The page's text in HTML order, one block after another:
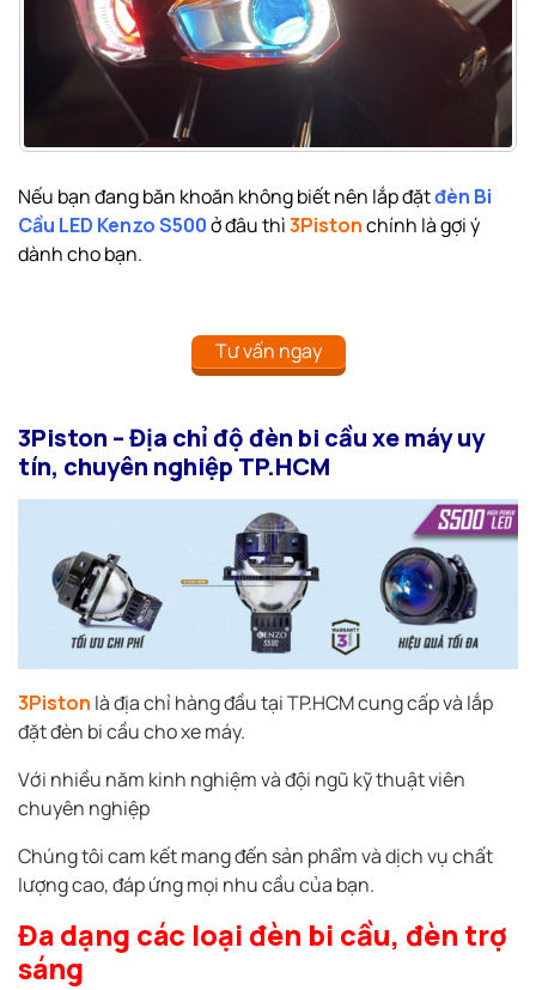
Nếu bạn đang băn khoăn không biết nên lắp đặtđèn Bi
Cầu LED Kenzo S500ở đâu thì3Pistonchính là gợi ý
dành cho bạn.
Tư vấn ngay
3Piston – Địa chỉ độ đèn bi cầu xe máy uy
tín, chuyên nghiệp TP.HCM
3Piston là địa chỉ hàng đầu tại TP.HCM cung cấp và lắp
đặt đèn bi cầu cho xe máy.
Với nhiều năm kinh nghiệm và đội ngũ kỹ thuật viên
chuyên nghiệp
Chúng tôi cam kết mang đến sản phẩm và dịch vụ chất
lượng cao, đáp ứng mọi nhu cầu của bạn.
Đa dạng các loại đèn bi cầu, đèn trợ
sáng